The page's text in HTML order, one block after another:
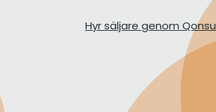
Hyr säljare genom